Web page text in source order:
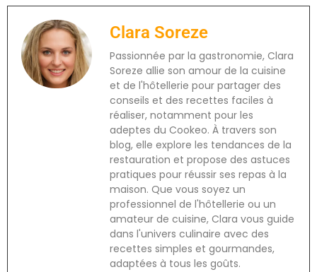
Clara Soreze
Passionnée par la gastronomie, Clara
Soreze allie son amour de la cuisine
et de l'hôtellerie pour partager des
conseils et des recettes faciles à
réaliser, notamment pour les
adeptes du Cookeo. À travers son
blog, elle explore les tendances de la
restauration et propose des astuces
pratiques pour réussir ses repas à la
maison. Que vous soyez un
professionnel de l'hôtellerie ou un
amateur de cuisine, Clara vous guide
dans l'univers culinaire avec des
recettes simples et gourmandes,
adaptées à tous les goûts.